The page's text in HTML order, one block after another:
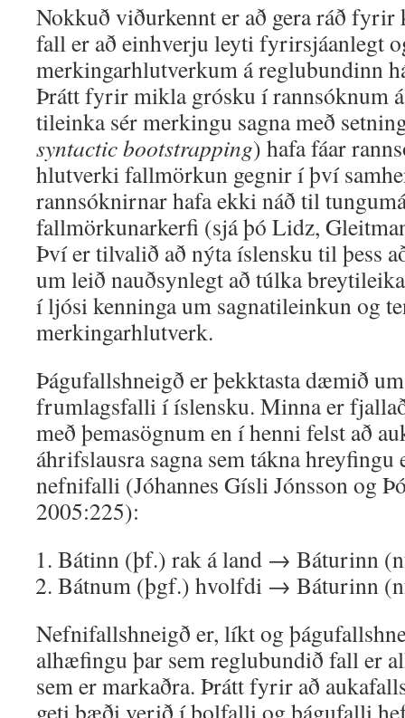
Nokkuð viðurkennt er að gera ráð fyrir
fall er að einhverju leyti fyrirsjáanlegt
merkingarhlutverkum á reglubundinn
Þrátt fyrir mikla grósku í rannsóknum
tileinka sér merkingu sagna með
syntactic bootstrapping) hafa fáar
hlutverki fallmörkun gegnir í því
rannsóknirnar hafa ekki náð til
fallmörkunarkerfi (sjá þó Lidz,
Því er tilvalið að nýta íslensku til þess
um leið nauðsynlegt að túlka
í ljósi kenninga um sagna­tileinkun og
merkingarhlutverk.
Þágufallshneigð er þekktasta dæmið
frumlagsfalli í íslensku. Minna er
með þemasögnum en í henni felst að
áhrifslausra sagna sem tákna
nefnifalli (Jóhannes Gísli Jónsson og
2005:225):
Bátinn (þf.) rak á land → Báturinn
Bátnum (þgf.) hvolfdi → Báturinn
Nefnifallshneigð er, líkt og
alhæfingu þar sem reglubundið fall er
sem er markaðra. Þrátt fyrir að
geti bæði verið í þolfalli og þágufalli